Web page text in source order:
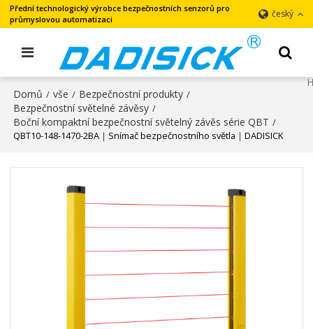
Přední technologický výrobce bezpečnostních senzorů pro
průmyslovou automatizaci
český
Domů / vše / Bezpečnostní produkty /
Bezpečnostní světelné závěsy /
Boční kompaktní bezpečnostní světelný závěs série QBT /
QBT10-148-1470-2BA｜Snímač bezpečnostního světla｜DADISICK